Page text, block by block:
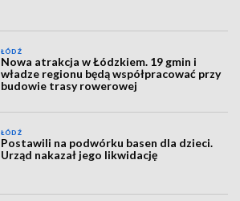
ŁÓDŹ
Nowa atrakcja w Łódzkiem. 19 gmin i
władze regionu będą współpracować przy
budowie trasy rowerowej
ŁÓDŹ
Postawili na podwórku basen dla dzieci.
Urząd nakazał jego likwidację